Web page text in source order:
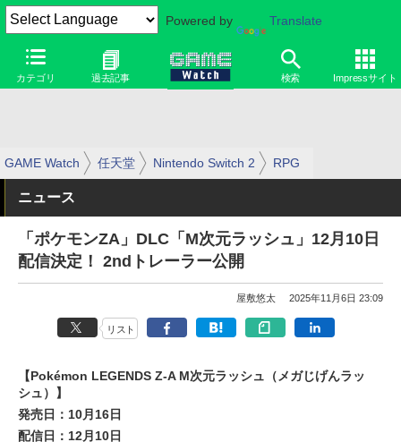
Powered by Translate
カテゴリ 過去記事 検索 Impressサイト
GAME Watch 任天堂 Nintendo Switch 2 RPG
ニュース
「ポケモンZA」DLC「M次元ラッシュ」12月10日
配信決定！ 2ndトレーラー公開
屋敷悠太 2025年11月6日 23:09
リスト
【Pokémon LEGENDS Z-A M次元ラッシュ（メガじげんラッ
シュ）】
発売日：10月16日
配信日：12月10日